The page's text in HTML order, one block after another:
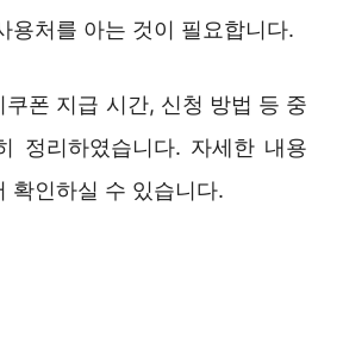
용처를 아는 것이 필요합니다.
쿠폰 지급 시간, 신청 방법 등 중
정리하였습니다. 자세한 내용
확인하실 수 있습니다.